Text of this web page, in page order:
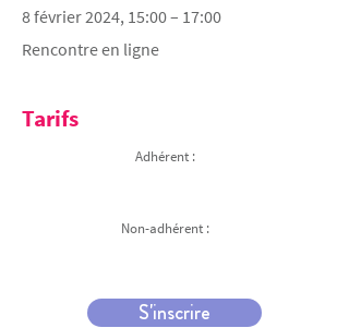
8 février 2024, 15:00 – 17:00
Rencontre en ligne
Tarifs
Adhérent :
Non-adhérent :
S'inscrire